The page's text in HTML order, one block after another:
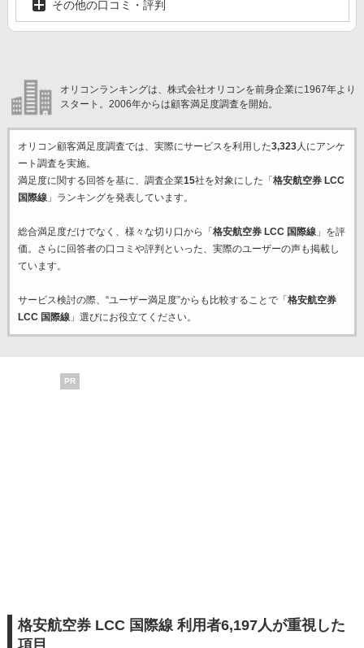
その他の口コミ・評判
オリコンランキングは、株式会社オリコンを前身企業に1967年より
スタート。2006年からは顧客満足度調査を開始。
オリコン顧客満足度調査では、実際にサービスを利用した3,323人にアンケ
ート調査を実施。
満足度に関する回答を基に、調査企業15社を対象にした「格安航空券 LCC
国際線」ランキングを発表しています。
総合満足度だけでなく、様々な切り口から「格安航空券 LCC 国際線」を評
価。さらに回答者の口コミや評判といった、実際のユーザーの声も掲載し
ています。
サービス検討の際、“ユーザー満足度”からも比較することで「格安航空券
LCC 国際線」選びにお役立てください。
PR
格安航空券 LCC 国際線 利用者6,197人が重視した
項目